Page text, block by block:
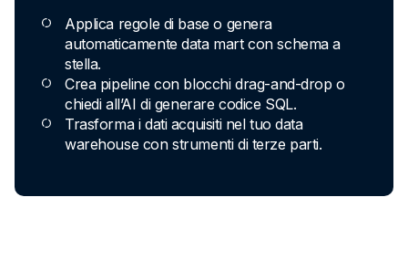
Applica regole di base o genera
automaticamente data mart con schema a
stella.
Crea pipeline con blocchi drag-and-drop o
chiedi all’AI di generare codice SQL.
Trasforma i dati acquisiti nel tuo data
warehouse con strumenti di terze parti.